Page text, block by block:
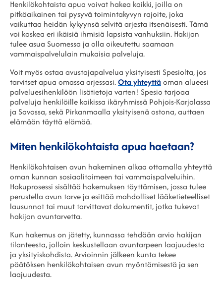
Henkilökohtaista apua voivat hakea kaikki, joilla on
pitkäaikainen tai pysyvä toimintakyvyn rajoite, joka
vaikuttaa heidän kykyynsä selvitä arjesta itsenäisesti. Tämä
voi koskea eri ikäisiä ihmisiä lapsista vanhuksiin. Hakijan
tulee asua Suomessa ja olla oikeutettu saamaan
vammaispalvelulain mukaisia palveluja.
Voit myös ostaa avustajapalvelua yksityisesti Spesiolta, jos
tarvitset apua omassa arjessasi.Ota yhteyttä oman alueesi
palveluesihenkilöön lisätietoja varten! Spesio tarjoaa
palveluja henkilöille kaikissa ikäryhmissä Pohjois-Karjalassa
ja Savossa, sekä Pirkanmaalla yksityisenä ostona, auttaen
elämään täyttä elämää.
Miten henkilökohtaista apua haetaan?
Henkilökohtaisen avun hakeminen alkaa ottamalla yhteyttä
oman kunnan sosiaalitoimeen tai vammaispalveluihin.
Hakuprosessi sisältää hakemuksen täyttämisen, jossa tulee
perustella avun tarve ja esittää mahdolliset lääketieteelliset
lausunnot tai muut tarvittavat dokumentit, jotka tukevat
hakijan avuntarvetta.
Kun hakemus on jätetty, kunnassa tehdään arvio hakijan
tilanteesta, jolloin keskustellaan avuntarpeen laajuudesta
ja yksityiskohdista. Arvioinnin jälkeen kunta tekee
päätöksen henkilökohtaisen avun myöntämisestä ja sen
laajuudesta.